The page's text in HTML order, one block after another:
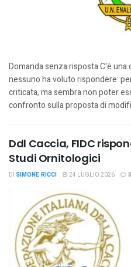
Domanda senza risposta C'è una
nessuno ha voluto rispondere:
criticata, ma sembra non poter
confronto sulla proposta di
Ddl Caccia, FIDC
Studi Ornitologici
DI SIMONE RICCI 24 LUGLIO 2026 0